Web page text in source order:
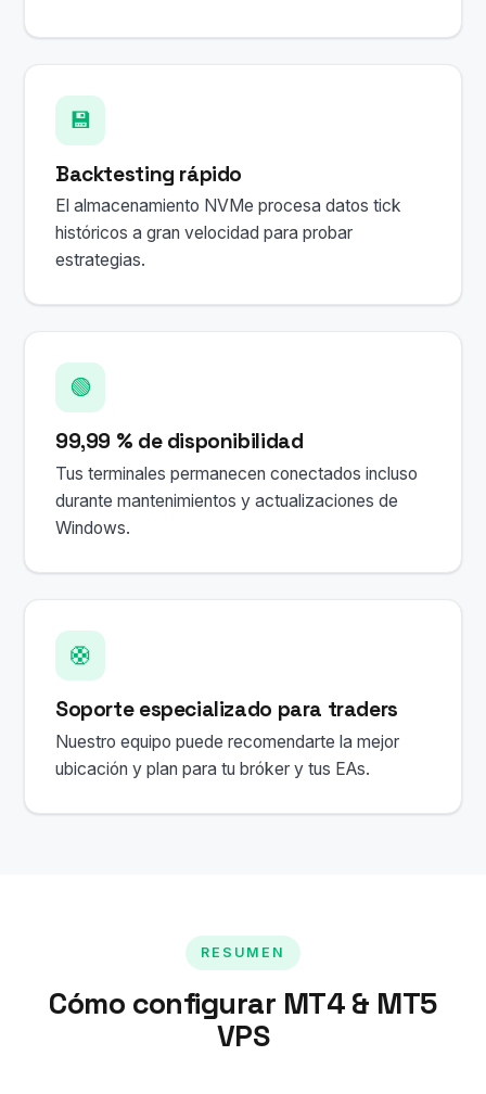
💾
Backtesting rápido
El almacenamiento NVMe procesa datos tick
históricos a gran velocidad para probar
estrategias.
🟢
99,99 % de disponibilidad
Tus terminales permanecen conectados incluso
durante mantenimientos y actualizaciones de
Windows.
🛟
Soporte especializado para traders
Nuestro equipo puede recomendarte la mejor
ubicación y plan para tu bróker y tus EAs.
RESUMEN
Cómo configurar MT4 & MT5
VPS